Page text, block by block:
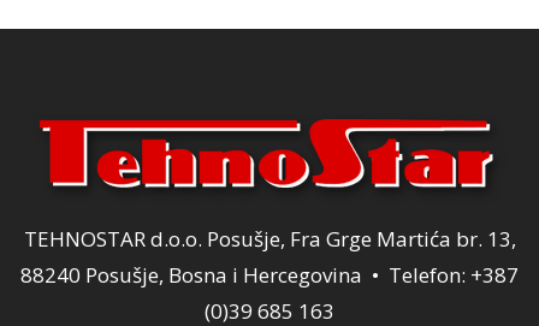
TEHNOSTAR d.o.o. Posušje, Fra Grge Martića br. 13,
88240 Posušje, Bosna i Hercegovina • Telefon: +387
(0)39 685 163